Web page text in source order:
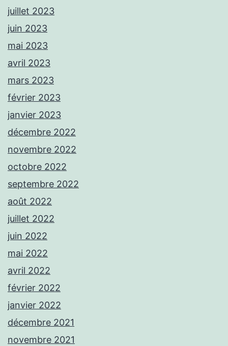
juillet 2023
juin 2023
mai 2023
avril 2023
mars 2023
février 2023
janvier 2023
décembre 2022
novembre 2022
octobre 2022
septembre 2022
août 2022
juillet 2022
juin 2022
mai 2022
avril 2022
février 2022
janvier 2022
décembre 2021
novembre 2021